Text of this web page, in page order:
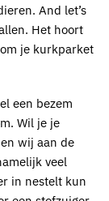
And let’s
Het hoort
je kurkparket
een bezem
Wil je je
wij aan de
veel
in nestelt kun